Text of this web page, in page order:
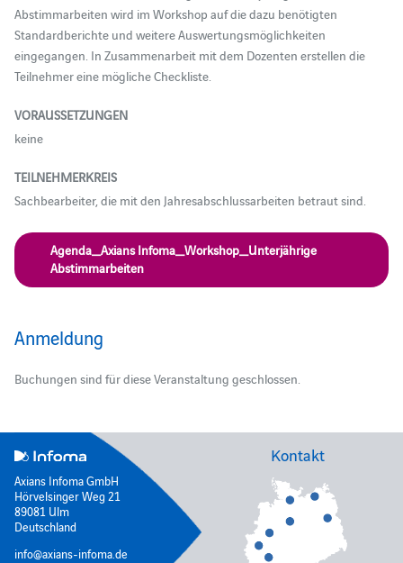
Abstimmarbeiten wird im Workshop auf die dazu benötigten
Standardberichte und weitere Auswertungsmöglichkeiten
eingegangen. In Zusammenarbeit mit dem Dozenten erstellen die
Teilnehmer eine mögliche Checkliste.
VORAUSSETZUNGEN
keine
TEILNEHMERKREIS
Sachbearbeiter, die mit den Jahresabschlussarbeiten betraut sind.
Agenda_Axians Infoma_Workshop_Unterjährige
Abstimmarbeiten
Anmeldung
Buchungen sind für diese Veranstaltung geschlossen.
Axians Infoma GmbH
Hörvelsinger Weg 21
89081 Ulm
Deutschland
info@axians-infoma.de
Kontakt